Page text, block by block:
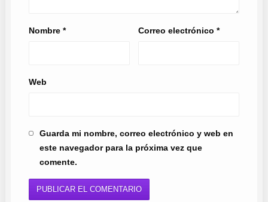
Nombre * Correo electrónico*
Web
Guarda mi nombre, correo electrónico y web en
este navegador para la próxima vez que
comente.